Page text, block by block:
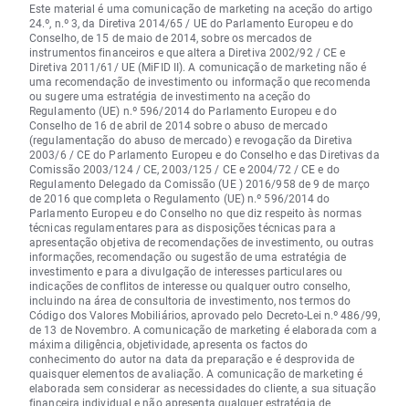
Este material é uma comunicação de marketing na aceção do artigo
24.º, n.º 3, da Diretiva 2014/65 / UE do Parlamento Europeu e do
Conselho, de 15 de maio de 2014, sobre os mercados de
instrumentos financeiros e que altera a Diretiva 2002/92 / CE e
Diretiva 2011/61/ UE (MiFID II). A comunicação de marketing não é
uma recomendação de investimento ou informação que recomenda
ou sugere uma estratégia de investimento na aceção do
Regulamento (UE) n.º 596/2014 do Parlamento Europeu e do
Conselho de 16 de abril de 2014 sobre o abuso de mercado
(regulamentação do abuso de mercado) e revogação da Diretiva
2003/6 / CE do Parlamento Europeu e do Conselho e das Diretivas da
Comissão 2003/124 / CE, 2003/125 / CE e 2004/72 / CE e do
Regulamento Delegado da Comissão (UE ) 2016/958 de 9 de março
de 2016 que completa o Regulamento (UE) n.º 596/2014 do
Parlamento Europeu e do Conselho no que diz respeito às normas
técnicas regulamentares para as disposições técnicas para a
apresentação objetiva de recomendações de investimento, ou outras
informações, recomendação ou sugestão de uma estratégia de
investimento e para a divulgação de interesses particulares ou
indicações de conflitos de interesse ou qualquer outro conselho,
incluindo na área de consultoria de investimento, nos termos do
Código dos Valores Mobiliários, aprovado pelo Decreto-Lei n.º 486/99,
de 13 de Novembro. A comunicação de marketing é elaborada com a
máxima diligência, objetividade, apresenta os factos do
conhecimento do autor na data da preparação e é desprovida de
quaisquer elementos de avaliação. A comunicação de marketing é
elaborada sem considerar as necessidades do cliente, a sua situação
financeira individual e não apresenta qualquer estratégia de